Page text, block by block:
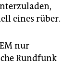
eines rüber.
nur
Rundfunk